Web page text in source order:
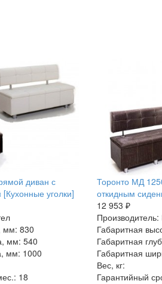
диван с
уголки]
мм: 830
мм: 540
мм: 1000
18
Торонто МД
откидным
12 953 ₽
Производитель:
Габаритная
Габаритная
Габаритная
Вес, кг:
Гарантийный